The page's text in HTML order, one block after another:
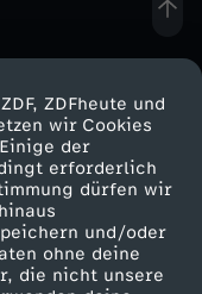
ZDFheute und
wir Cookies
der
erforderlich
dürfen wir
und/oder
ohne deine
die nicht unsere
zum ZDF